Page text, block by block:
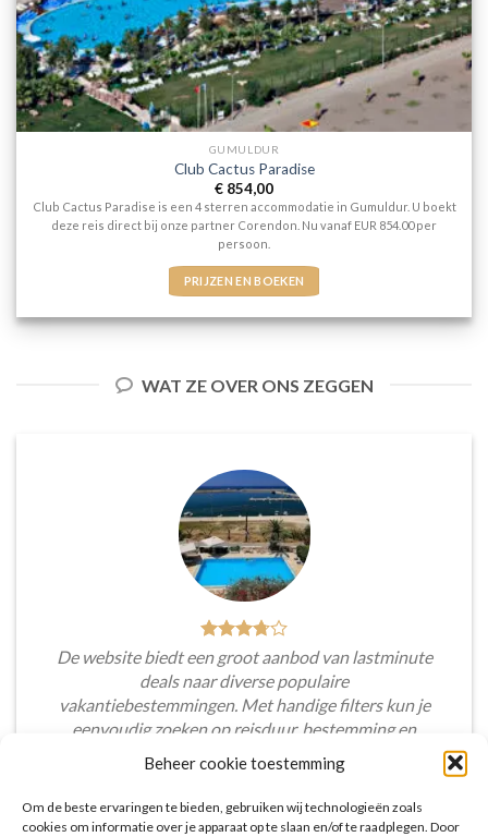
Beheer cookie toestemming
Om de beste ervaringen te bieden, gebruiken wij technologieën zoals
cookies om informatie over je apparaat op te slaan en/of te raadplegen. Door
GUMULDUR
Club Cactus Paradise
€ 854,00
Club Cactus Paradise is een 4 sterren accommodatie in Gumuldur. U boekt
deze reis direct bij onze partner Corendon. Nu vanaf EUR 854.00 per
persoon.
PRIJZEN EN BOEKEN
WAT ZE OVER ONS ZEGGEN
De website biedt een groot aanbod van lastminute
deals naar diverse populaire
vakantiebestemmingen. Met handige filters kun je
eenvoudig zoeken op reisduur, bestemming en
budget. De prijzen zijn zeer competitief en worden
continu vergeleken met andere aanbieders. Je hebt
dus altijd de garantie dat je de beste deal te pakken
hebt.